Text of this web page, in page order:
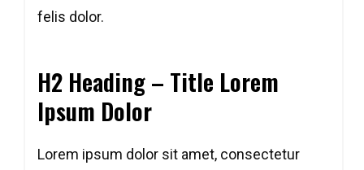
felis dolor.
H2 Heading – Title Lorem
Ipsum Dolor
Lorem ipsum dolor sit amet, consectetur